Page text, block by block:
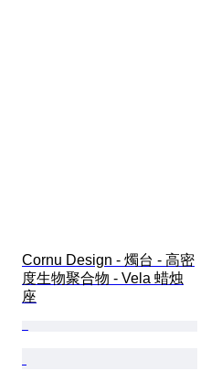
Cornu Design - 燭台 - 高密
度生物聚合物 - Vela 蜡烛
座